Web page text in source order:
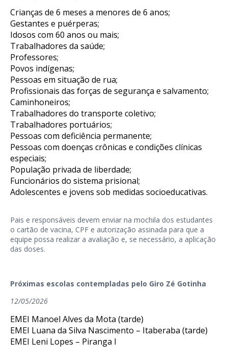
Crianças de 6 meses a menores de 6 anos;
Gestantes e puérperas;
Idosos com 60 anos ou mais;
Trabalhadores da saúde;
Professores;
Povos indígenas;
Pessoas em situação de rua;
Profissionais das forças de segurança e salvamento;
Caminhoneiros;
Trabalhadores do transporte coletivo;
Trabalhadores portuários;
Pessoas com deficiência permanente;
Pessoas com doenças crônicas e condições clínicas
especiais;
População privada de liberdade;
Funcionários do sistema prisional;
Adolescentes e jovens sob medidas socioeducativas.
Pais e responsáveis devem enviar na mochila dos estudantes
o cartão de vacina, CPF e autorização assinada para que a
equipe possa realizar a avaliação e, se necessário, a aplicação
das doses.
Próximas escolas contempladas pelo Giro Zé Gotinha
12/05/2026
EMEI Manoel Alves da Mota (tarde)
EMEI Luana da Silva Nascimento – Itaberaba (tarde)
EMEI Leni Lopes – Piranga I